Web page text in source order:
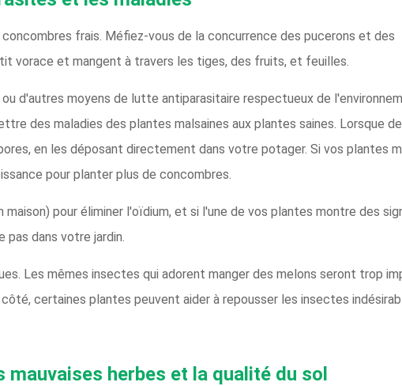
frais. Méfiez-vous de la concurrence des pucerons et des
vorace et mangent à travers les tiges, des fruits, et feuilles.
d'autres moyens de lutte antiparasitaire respectueux de
des maladies des plantes malsaines aux plantes saines. Lorsque
en les déposant directement dans votre potager. Si vos plantes
pour planter plus de concombres.
pour éliminer l'oïdium, et si l'une de vos plantes montre des
dans votre jardin.
Les mêmes insectes qui adorent manger des melons seront trop
certaines plantes peuvent aider à repousser les insectes
herbes et la qualité du sol